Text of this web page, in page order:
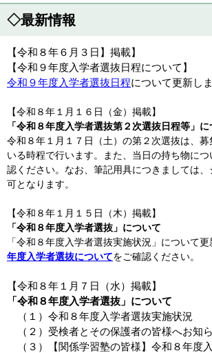
◇最新情報
【令和８年６月３日】掲載】
【令和９年度入学者選抜日程について】
令和９年度入学者選抜日程について更新しま
【令和８年１月１６日（金）掲載】
「令和８年度入学者選抜第２次選抜日程等」に
令和８年１月１７日（土）の第２次選抜は、
いる時程で行います。また、当日の持ち物に
認ください。なお、筆記用具につきましては、
可となります。
【令和８年１月１５日（木）掲載】
「令和８年度入学者選抜」について
「令和８年度入学者選抜実施状況」について更
年度入学者選抜についてをご確認ください。
【令和８年１月７日（水）掲載】
「令和８年度入学者選抜」について
（１）令和８年度入学者選抜実施状況
（２）受検者とその保護者の皆様へお知
（３）
【関係学習塾の皆様】令和８年度